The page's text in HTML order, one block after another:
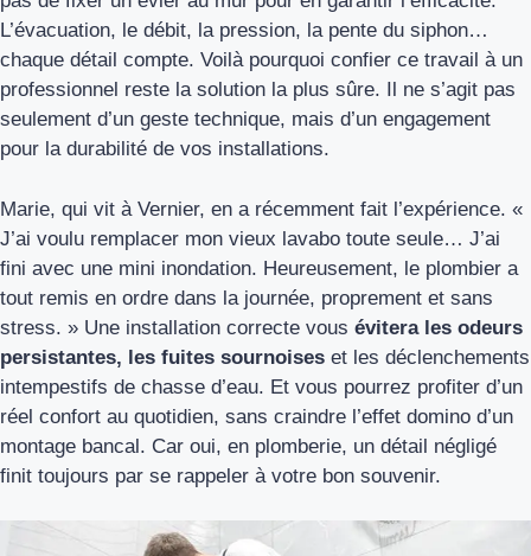
L’évacuation, le débit, la pression, la pente du siphon…
chaque détail compte. Voilà pourquoi confier ce travail à un
professionnel reste la solution la plus sûre. Il ne s’agit pas
seulement d’un geste technique, mais d’un engagement
pour la durabilité de vos installations.
Marie, qui vit à Vernier, en a récemment fait l’expérience. «
J’ai voulu remplacer mon vieux lavabo toute seule… J’ai
fini avec une mini inondation. Heureusement, le plombier a
tout remis en ordre dans la journée, proprement et sans
stress. » Une installation correcte vous évitera les odeurs
persistantes, les fuites sournoises et les déclenchements
intempestifs de chasse d’eau. Et vous pourrez profiter d’un
réel confort au quotidien, sans craindre l’effet domino d’un
montage bancal. Car oui, en plomberie, un détail négligé
finit toujours par se rappeler à votre bon souvenir.